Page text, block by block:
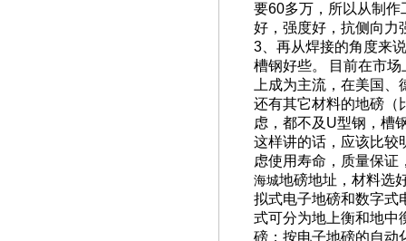
要60多万，所以从制作
好，强度好，抗侧向力
3、再从焊接的角度来
槽钢好些。
目前在市
上成为主流，在美国
还有其它材料的地磅（
虑，都不及 U型钢，槽
这样讲的话，应该比较
虑使用寿命，质量保证
海城地磅地址， 材料选
拟式电子地磅和数字式
式可分为地上衡和地中
磅；按电子地磅的自动